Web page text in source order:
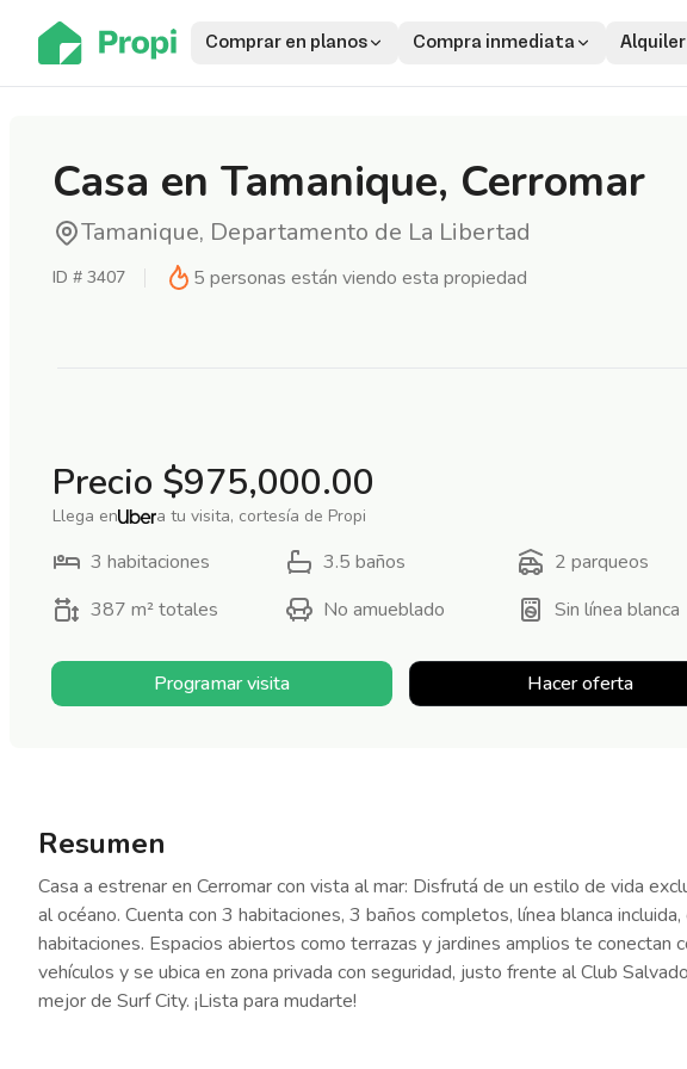
Comprar en planos Compra inmediata Alquiler
Casa en Tamanique, Cerromar
Tamanique, Departamento de La Libertad
ID # 3407 5 personas están viendo esta propiedad
Precio $975,000.00
Llega en a tu visita, cortesía de Propi
3 habitaciones 3.5 baños 2 parqueos
387 m²totales No amueblado Sin línea blanca
Programar visita Hacer oferta
Resumen
Casa a estrenar en Cerromar con vista al mar: Disfrutá de un estilo de vida
al océano. Cuenta con 3 habitaciones, 3 baños completos, línea blanca
habitaciones. Espacios abiertos como terrazas y jardines amplios te conectan
vehículos y se ubica en zona privada con seguridad, justo frente al Club
mejor de Surf City. ¡Lista para mudarte!